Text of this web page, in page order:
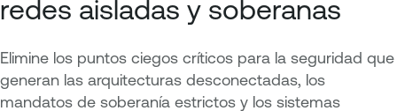
redes aisladas y soberanas
Elimine los puntos ciegos críticos para la seguridad que
generan las arquitecturas desconectadas, los
mandatos de soberanía estrictos y los sistemas